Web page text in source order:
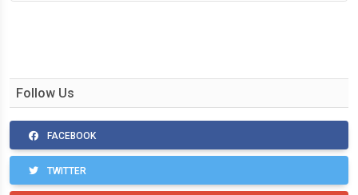
Follow Us
FACEBOOK
TWITTER